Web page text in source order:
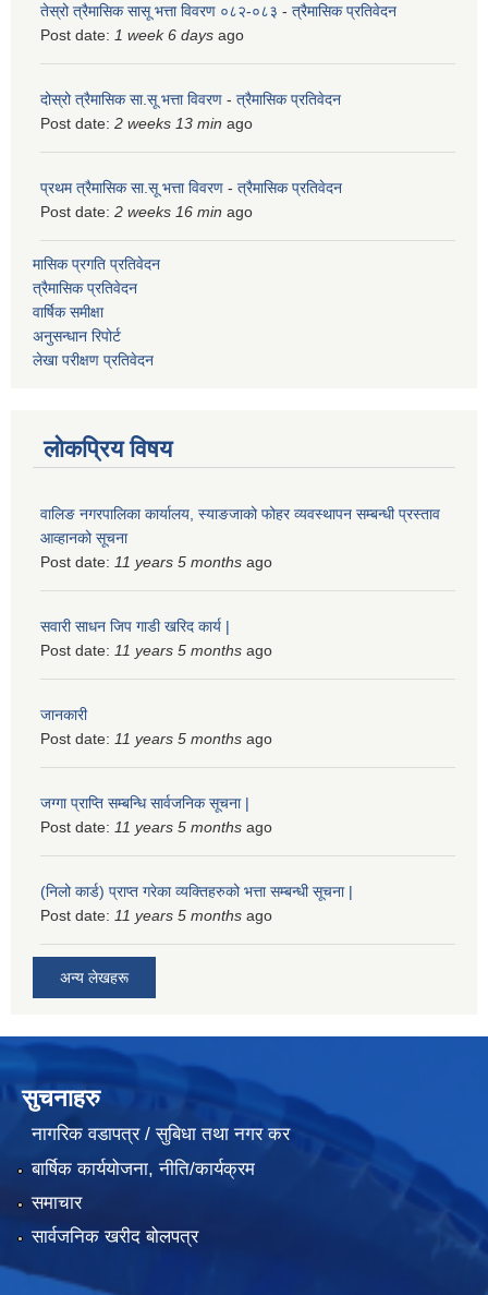
तेस्रो त्रैमासिक सासू भत्ता विवरण ०८२-०८३ - त्रैमासिक प्रतिवेदन
Post date: 1 week 6 days ago
दोस्रो त्रैमासिक सा.सू भत्ता विवरण - त्रैमासिक प्रतिवेदन
Post date: 2 weeks 13 min ago
प्रथम त्रैमासिक सा.सू भत्ता विवरण - त्रैमासिक प्रतिवेदन
Post date: 2 weeks 16 min ago
मासिक प्रगति प्रतिवेदन
त्रैमासिक प्रतिवेदन
वार्षिक समीक्षा
अनुसन्धान रिपोर्ट
लेखा परीक्षण प्रतिवेदन
लोकप्रिय विषय
वालिङ नगरपालिका कार्यालय, स्याङजाको फोहर व्यवस्थापन सम्बन्धी प्रस्ताव
आव्हानको सूचना
Post date: 11 years 5 months ago
सवारी साधन जिप गाडी खरिद कार्य |
Post date: 11 years 5 months ago
जानकारी
Post date: 11 years 5 months ago
जग्गा प्राप्ति सम्बन्धि सार्वजनिक सूचना |
Post date: 11 years 5 months ago
(निलो कार्ड) प्राप्त गरेका व्यक्तिहरुको भत्ता सम्बन्धी सूचना |
Post date: 11 years 5 months ago
अन्य लेखहरू
सुचनाहरु
नागरिक वडापत्र / सुबिधा तथा नगर कर
बार्षिक कार्ययोजना, नीति/कार्यक्रम
समाचार
सार्वजनिक खरीद बोलपत्र